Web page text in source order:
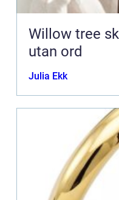
Willow tree skulpturer som talar
utan ord
Julia Ekk